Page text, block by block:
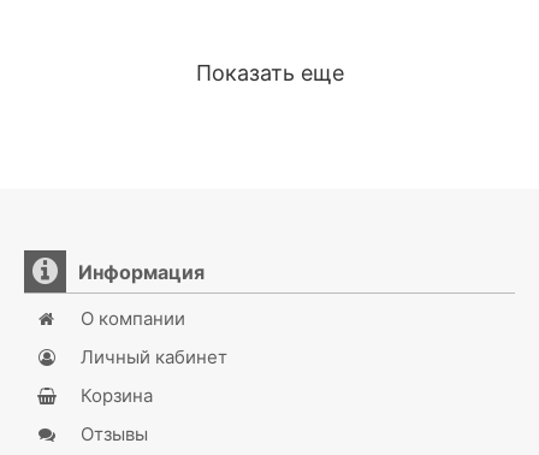
Показать еще
Информация
О компании
Личный кабинет
Корзина
Отзывы